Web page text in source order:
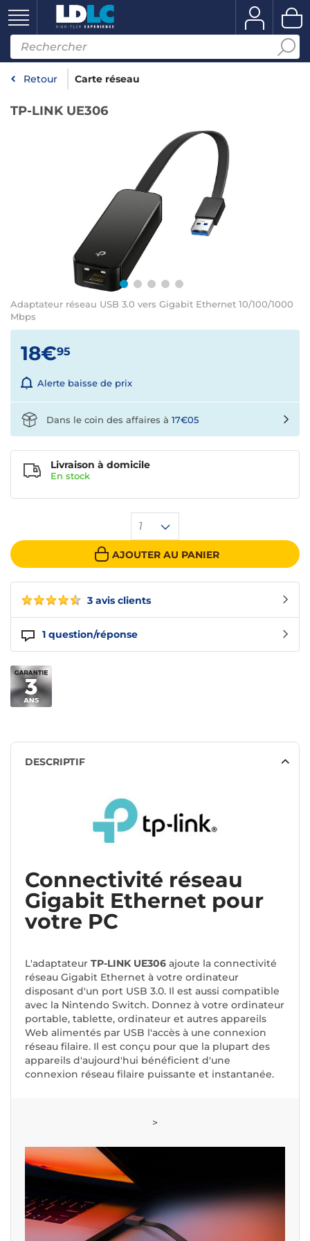
Retour Carte réseau
TP-LINK UE306
Adaptateur réseau USB 3.0 vers Gigabit Ethernet 10/100/1000
Mbps
3 avis clients
1 question/réponse
18€95
Alerte baisse de prix
1
AJOUTER AU PANIER
Livraison à domicile
En stock
Dans le coin des affaires à 17€05
DESCRIPTIF
Connectivité réseau
Gigabit Ethernet pour
votre PC
L'adaptateur TP-LINK UE306 ajoute la connectivité
réseau Gigabit Ethernet à votre ordinateur
disposant d'un port USB 3.0. Il est aussi compatible
avec la Nintendo Switch. Donnez à votre ordinateur
portable, tablette, ordinateur et autres appareils
Web alimentés par USB l'accès à une connexion
réseau filaire. Il est conçu pour que la plupart des
appareils d'aujourd'hui bénéficient d'une
connexion réseau filaire puissante et instantanée.
>